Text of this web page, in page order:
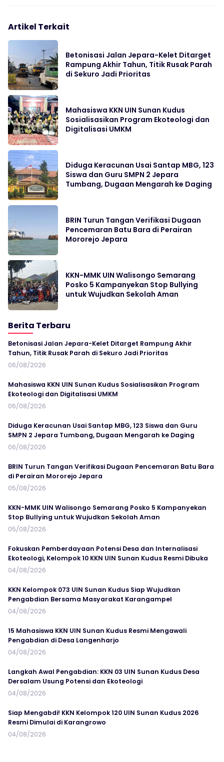
Artikel Terkait
Betonisasi Jalan Jepara-Kelet Ditarget
Rampung Akhir Tahun, Titik Rusak Parah
di Sekuro Jadi Prioritas
Mahasiswa KKN UIN Sunan Kudus
Sosialisasikan Program Ekoteologi dan
Digitalisasi UMKM
Diduga Keracunan Usai Santap MBG, 123
Siswa dan Guru SMPN 2 Jepara
Tumbang, Dugaan Mengarah ke Daging
BRIN Turun Tangan Verifikasi Dugaan
Pencemaran Batu Bara di Perairan
Mororejo Jepara
KKN-MMK UIN Walisongo Semarang
Posko 5 Kampanyekan Stop Bullying
untuk Wujudkan Sekolah Aman
Berita Terbaru
Betonisasi Jalan Jepara-Kelet Ditarget Rampung Akhir
Tahun, Titik Rusak Parah di Sekuro Jadi Prioritas
06/08/2026
Mahasiswa KKN UIN Sunan Kudus Sosialisasikan Program
Ekoteologi dan Digitalisasi UMKM
06/08/2026
Diduga Keracunan Usai Santap MBG, 123 Siswa dan Guru
SMPN 2 Jepara Tumbang, Dugaan Mengarah ke Daging
06/08/2026
BRIN Turun Tangan Verifikasi Dugaan Pencemaran Batu Bara
di Perairan Mororejo Jepara
05/08/2026
KKN-MMK UIN Walisongo Semarang Posko 5 Kampanyekan
Stop Bullying untuk Wujudkan Sekolah Aman
05/08/2026
Fokuskan Pemberdayaan Potensi Desa dan Internalisasi
Ekoteologi, Kelompok 10 KKN UIN Sunan Kudus Resmi Dibuka
04/08/2026
KKN Kelompok 073 UIN Sunan Kudus Siap Wujudkan
Pengabdian Bersama Masyarakat Karangampel
04/08/2026
15 Mahasiswa KKN UIN Sunan Kudus Resmi Mengawali
Pengabdian di Desa Langenharjo
04/08/2026
Langkah Awal Pengabdian: KKN 03 UIN Sunan Kudus Desa
Dersalam Usung Potensi dan Ekoteologi
04/08/2026
Siap Mengabdi! KKN Kelompok 120 UIN Sunan Kudus 2026
Resmi Dimulai di Karangrowo
04/08/2026